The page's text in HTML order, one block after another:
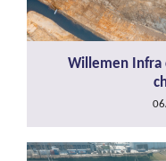
Willemen Infra